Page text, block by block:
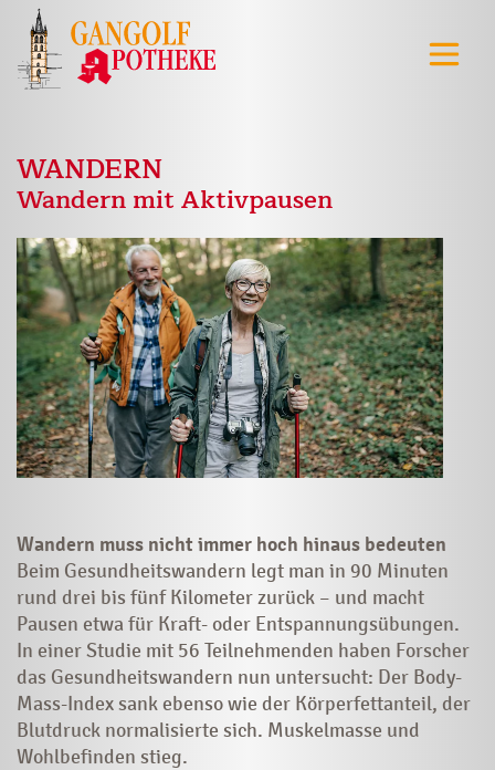
WANDERN
Wandern mit Aktivpausen
Wandern muss nicht immer hoch hinaus bedeuten
Beim Gesundheitswandern legt man in 90 Minuten
rund drei bis fünf Kilometer zurück – und macht
Pausen etwa für Kraft- oder Entspannungsübungen.
In einer Studie mit 56 Teilnehmenden haben Forscher
das Gesundheitswandern nun untersucht: Der Body-
Mass-Index sank ebenso wie der Körperfettanteil, der
Blutdruck normalisierte sich. Muskelmasse und
Wohlbefinden stieg.